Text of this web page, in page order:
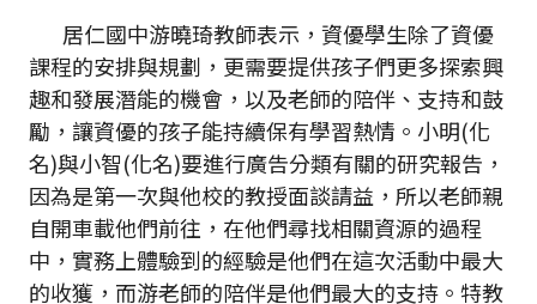
居仁國中游曉琦教師表示，資優學生除了資優
課程的安排與規劃，更需要提供孩子們更多探索興
趣和發展潛能的機會，以及老師的陪伴、支持和鼓
勵，讓資優的孩子能持續保有學習熱情。小明(化
名)與小智(化名)要進行廣告分類有關的研究報告，
因為是第一次與他校的教授面談請益，所以老師親
自開車載他們前往，在他們尋找相關資源的過程
中，實務上體驗到的經驗是他們在這次活動中最大
的收獲，而游老師的陪伴是他們最大的支持。特教